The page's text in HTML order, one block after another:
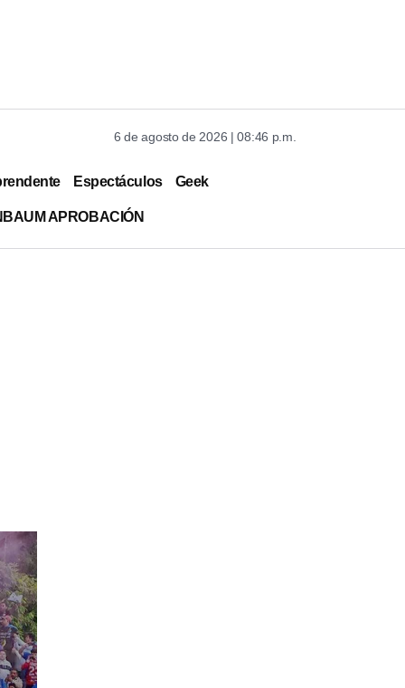
6 de agosto de 2026 | 08:46 p.m.
Espectáculos Geek
APROBACIÓN